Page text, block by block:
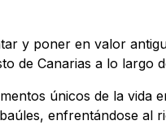
y poner en valor
de Canarias a lo largo
únicos de la vida
enfrentándose al